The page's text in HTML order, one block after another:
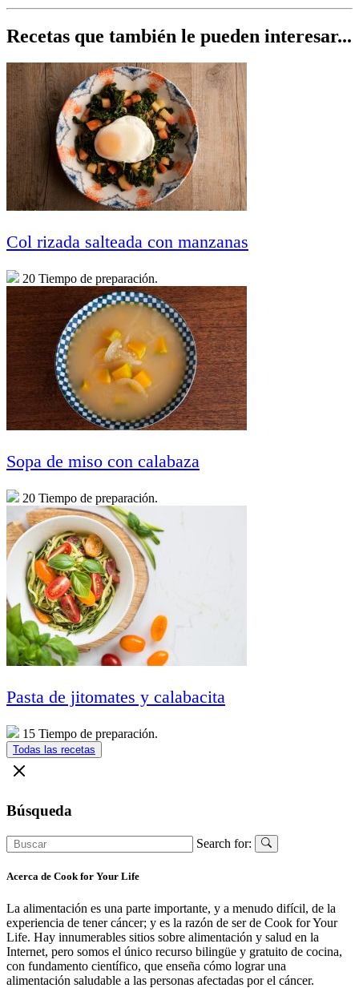
Recetas que también le pueden interesar...
Col rizada salteada con manzanas
20 Tiempo de preparación.
Sopa de miso con calabaza
20 Tiempo de preparación.
Pasta de jitomates y calabacita
15 Tiempo de preparación.
Todas las recetas
Búsqueda
Search for:
Acerca de Cook for Your Life
La alimentación es una parte importante, y a menudo difícil, de la
experiencia de tener cáncer; y es la razón de ser de Cook for Your
Life. Hay innumerables sitios sobre alimentación y salud en la
Internet, pero somos el único recurso bilingüe y gratuito de cocina,
con fundamento científico, que enseña cómo lograr una
alimentación saludable a las personas afectadas por el cáncer.